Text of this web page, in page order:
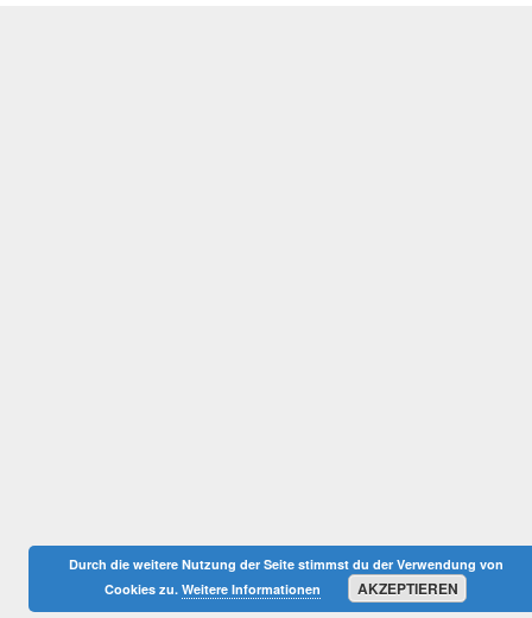
Durch die weitere Nutzung der Seite stimmst du der Verwendung von
Cookies zu.Weitere Informationen AKZEPTIEREN